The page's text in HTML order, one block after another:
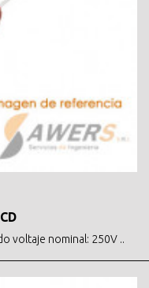
voltaje nominal: 250V ..